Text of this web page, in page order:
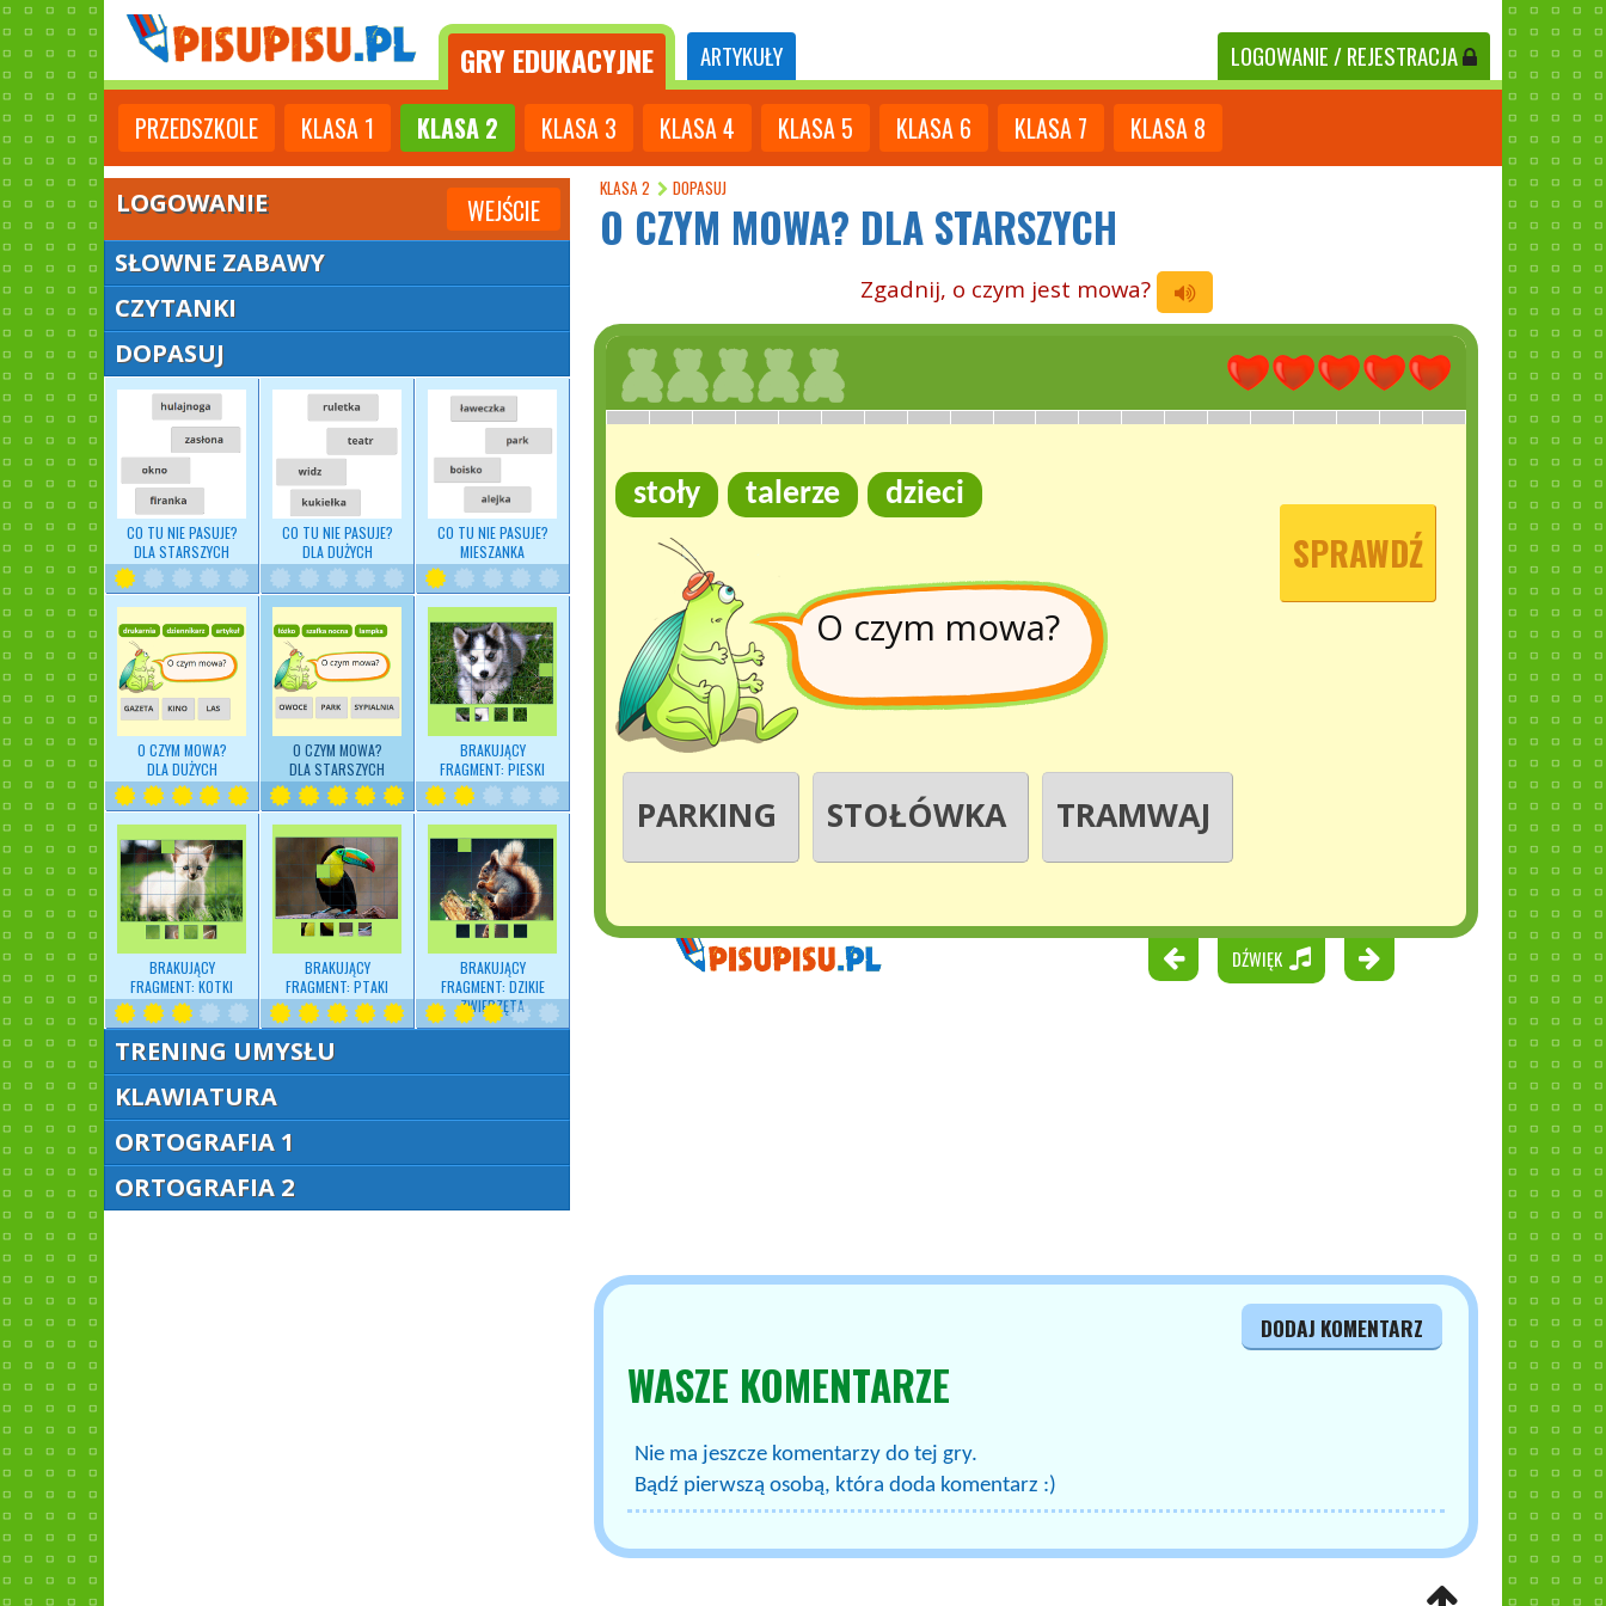
GRYEDUKACYJNE ARTYKUŁY LOGOWANIE / REJESTRACJA
PRZEDSZKOLE KLASA 1 KLASA 2 KLASA 3 KLASA4 KLASA 5 KLASA 6 KLASA 7 KLASA 8
KLASA 2 DOPASUJ
O CZYM MOWA? DLA STARSZYCH
Zgadnij, o czym jest mowa?
stoły talerze dzieci
O czym mowa?
PARKING STOŁÓWKA TRAMWAJ
SPRAWDŹ
DŹWIĘK
DODAJ KOMENTARZ
WASZE KOMENTARZE
Nie ma jeszcze komentarzy do tej gry.
Bądź pierwszą osobą, która doda komentarz :)
LOGOWANIE WEJŚCIE
SŁOWNE ZABAWY
CZYTANKI
DOPASUJ
CO TU NIE PASUJE?
DLA STARSZYCH
CO TU NIE PASUJE?
DLA DUŻYCH
CO TU NIE PASUJE?
MIESZANKA
O CZYM MOWA?
DLA DUŻYCH
O CZYM MOWA?
DLA STARSZYCH
BRAKUJĄCY
FRAGMENT: PIESKI
BRAKUJĄCY
FRAGMENT: KOTKI
BRAKUJĄCY
FRAGMENT: PTAKI
BRAKUJĄCY
FRAGMENT: DZIKIE
ZWIERZĘTA
TRENING UMYSŁU
KLAWIATURA
ORTOGRAFIA 1
ORTOGRAFIA 2